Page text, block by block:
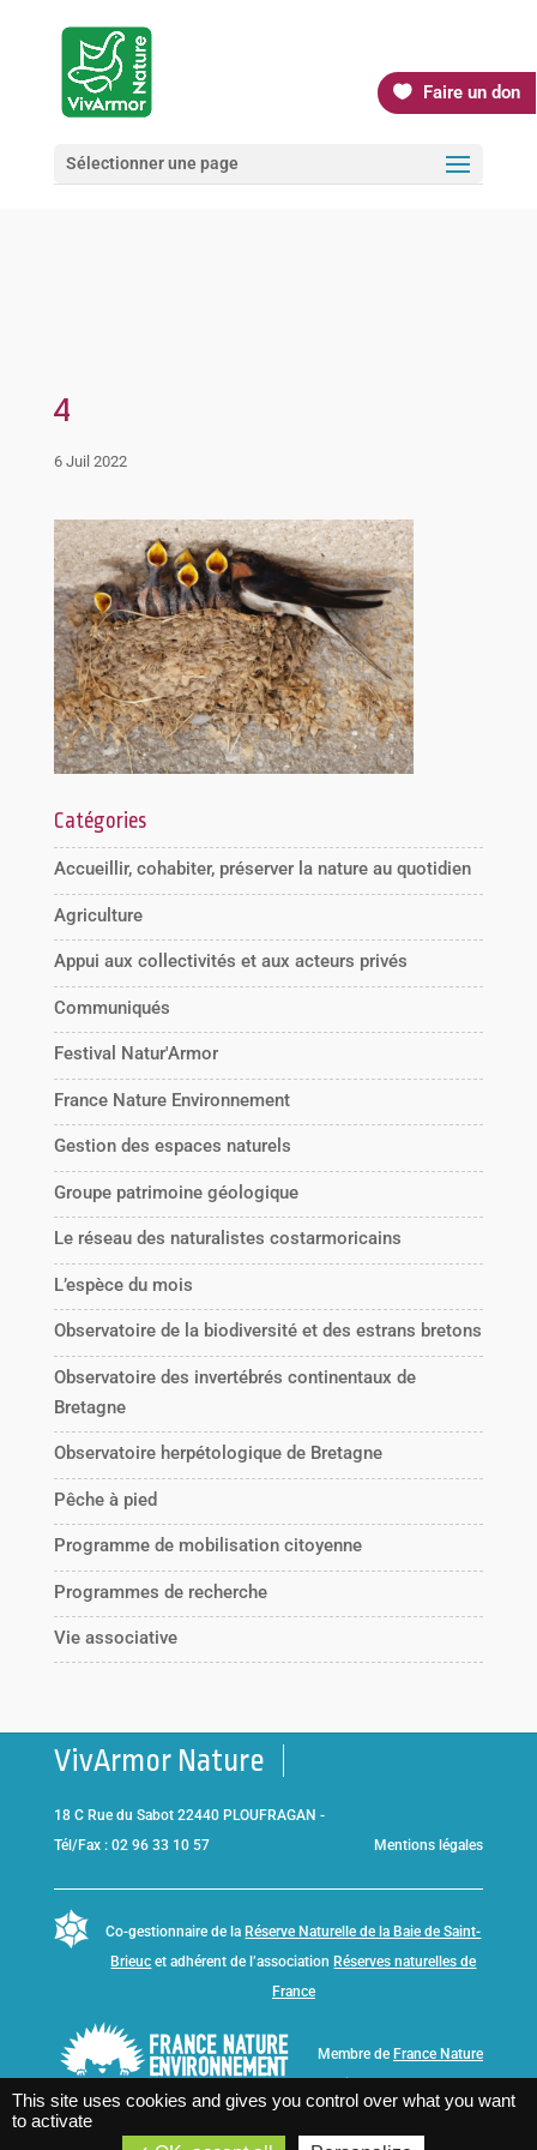
Faire un don
Sélectionner une page
4
6 Juil 2022
Catégories
Accueillir, cohabiter, préserver la nature au quotidien
Agriculture
Appui aux collectivités et aux acteurs privés
Communiqués
Festival Natur'Armor
France Nature Environnement
Gestion des espaces naturels
Groupe patrimoine géologique
Le réseau des naturalistes costarmoricains
L’espèce du mois
Observatoire de la biodiversité et des estrans bretons
Observatoire des invertébrés continentaux de
Bretagne
Observatoire herpétologique de Bretagne
Pêche à pied
Programme de mobilisation citoyenne
Programmes de recherche
Vie associative
VivArmor Nature
18 C Rue du Sabot 22440 PLOUFRAGAN -
Tél/Fax : 02 96 33 10 57
Mentions légales
Co-gestionnaire de la Réserve Naturelle de la Baie de Saint-
Brieuc et adhérent de l’association Réserves naturelles de
France
Membre de France Nature
This site uses cookies and gives you control over what you want
to activate